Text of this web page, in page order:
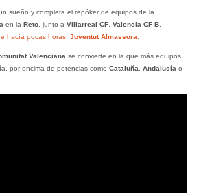
sueño y completa el repóker de equipos de la
en la Reto, junto a Villarreal CF, Valencia CF B,
hacía pocas horas, Joventut Almassora
Valenciana se convierte en la que más equipos
por encima de potencias como Cataluña Andalucía o